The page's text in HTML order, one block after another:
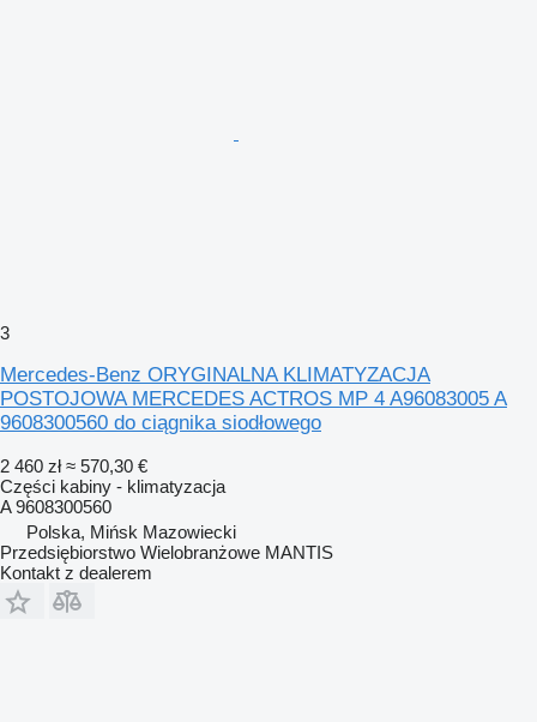
3
Mercedes-Benz ORYGINALNA KLIMATYZACJA
POSTOJOWA MERCEDES ACTROS MP 4 A96083005 A
9608300560 do ciągnika siodłowego
2 460 zł ≈ 570,30 €
Części kabiny - klimatyzacja
A 9608300560
Polska, Mińsk Mazowiecki
Przedsiębiorstwo Wielobranżowe MANTIS
Kontakt z dealerem